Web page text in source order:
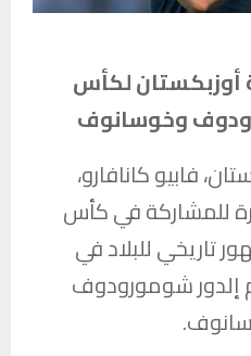
أوزبكستان لكأس
وخوسانوف
فابيو كانافارو،
للمشاركة في كأس
ظهور تاريخي للبلاد في
إلدور شومورودوف